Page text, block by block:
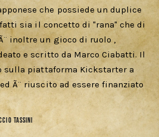
che possiede un duplice
sia il concetto di "rana" che di
inoltre un gioco di ruolo ,
e scritto da Marco Ciabatti. Il
sulla piattaforma Kickstarter a
Ã¨ riuscito ad essere finanziato
TASSINI